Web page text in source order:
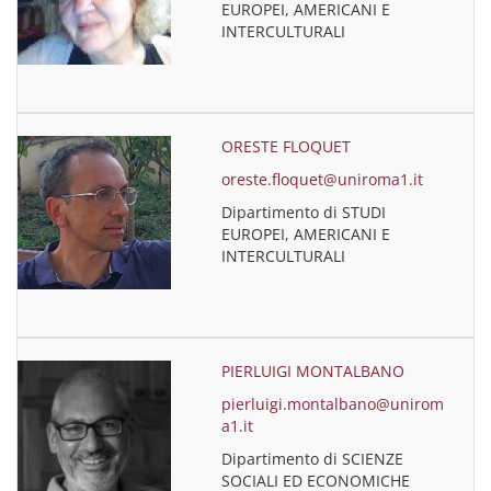
EUROPEI, AMERICANI E
INTERCULTURALI
ORESTE FLOQUET
oreste.floquet@uniroma1.it
Dipartimento di STUDI
EUROPEI, AMERICANI E
INTERCULTURALI
PIERLUIGI MONTALBANO
pierluigi.montalbano@unirom
a1.it
Dipartimento di SCIENZE
SOCIALI ED ECONOMICHE